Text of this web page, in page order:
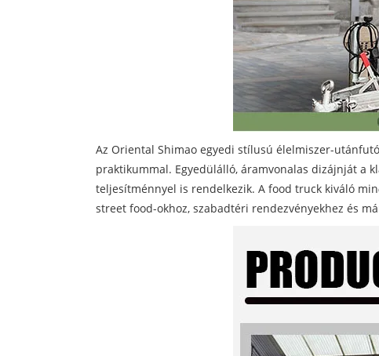
Az Oriental Shimao egyedi stílusú élelmiszer-
praktikummal. Egyedülálló, áramvonalas dizájnját a
teljesítménnyel is rendelkezik. A food truck kiváló
street food-okhoz, szabadtéri rendezvényekhez és